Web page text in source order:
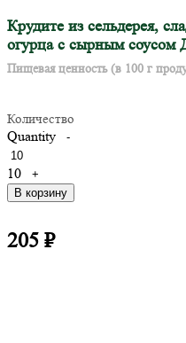
Крудите из сельдерея,
огурца с сырным соусом
Пищевая ценность (в 100 г
Количество
Quantity -
10
+
В корзину
205 ₽